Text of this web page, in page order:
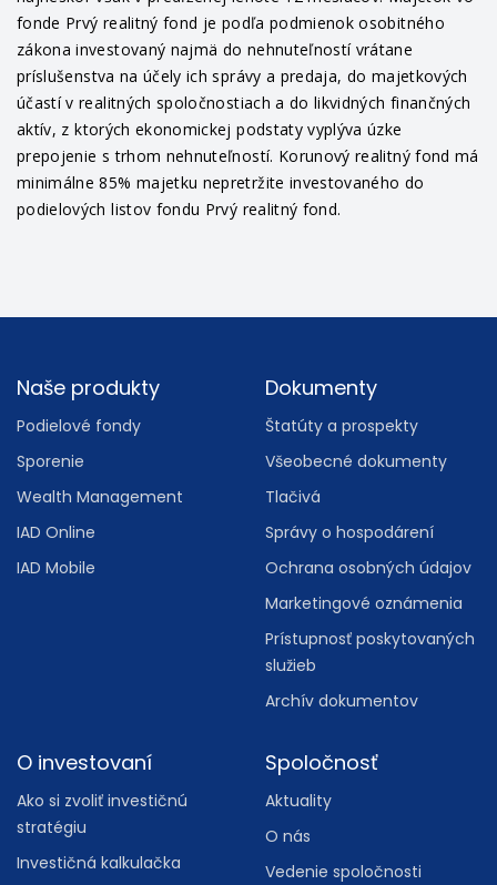
fonde Prvý realitný fond je podľa podmienok osobitného
zákona investovaný najmä do nehnuteľností vrátane
príslušenstva na účely ich správy a predaja, do majetkových
účastí v realitných spoločnostiach a do likvidných finančných
aktív, z ktorých ekonomickej podstaty vyplýva úzke
prepojenie s trhom nehnuteľností. Korunový realitný fond má
minimálne 85% majetku nepretržite investovaného do
podielových listov fondu Prvý realitný fond.
Footer
Naše produkty
Podielové fondy
Sporenie
Wealth Management
IAD Online
IAD Mobile
Dokumenty
Štatúty a prospekty
Všeobecné dokumenty
Tlačivá
Správy o hospodárení
Ochrana osobných údajov
Marketingové oznámenia
Prístupnosť poskytovaných
služieb
Archív dokumentov
O investovaní
Ako si zvoliť investičnú
stratégiu
Investičná kalkulačka
Spoločnosť
Aktuality
O nás
Vedenie spoločnosti